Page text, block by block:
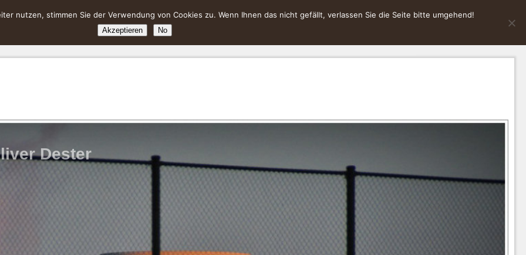
Dester
nutzen, stimmen Sie der Verwendung von Cookies zu. Wenn Ihnen das nicht gefällt, verlassen Sie die Seite bitte umgehend!
Akzeptieren No